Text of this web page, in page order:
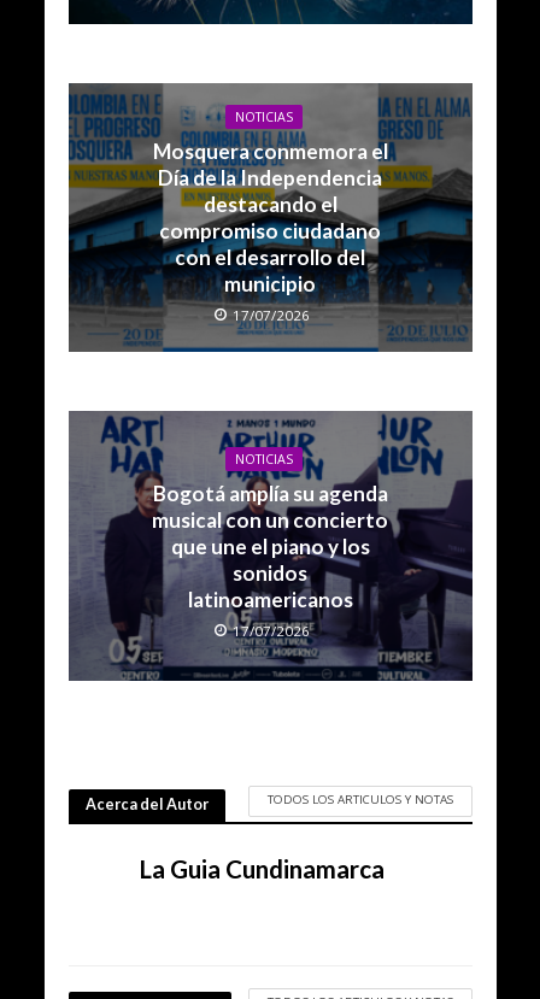
NOTICIAS
Mosquera conmemora el
Día de la Independencia
destacando el
compromiso ciudadano
con el desarrollo del
municipio
17/07/2026
NOTICIAS
Bogotá amplía su agenda
musical con un concierto
que une el piano y los
sonidos
latinoamericanos
17/07/2026
Acerca del Autor TODOS LOS ARTICULOS Y NOTAS
La Guia Cundinamarca